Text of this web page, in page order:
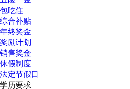
包吃住
综合补贴
年终奖金
奖励计划
销售奖金
休假制度
法定节假日
学历要求